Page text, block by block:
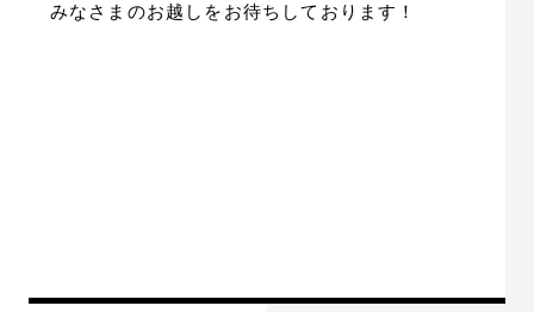
みなさまのお越しをお待ちしております！